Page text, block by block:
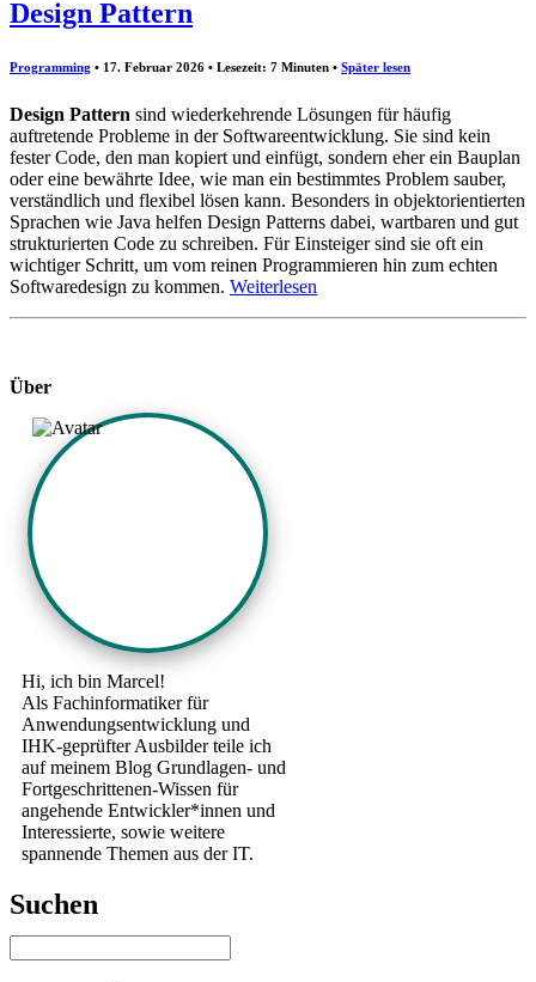
Design Pattern
Programming • 17. Februar 2026 • Lesezeit: 7 Minuten • Später lesen
Design Pattern sind wiederkehrende Lösungen für häufig
auftretende Probleme in der Softwareentwicklung. Sie sind kein
fester Code, den man kopiert und einfügt, sondern eher ein Bauplan
oder eine bewährte Idee, wie man ein bestimmtes Problem sauber,
verständlich und flexibel lösen kann. Besonders in objektorientierten
Sprachen wie Java helfen Design Patterns dabei, wartbaren und gut
strukturierten Code zu schreiben. Für Einsteiger sind sie oft ein
wichtiger Schritt, um vom reinen Programmieren hin zum echten
Softwaredesign zu kommen. Weiterlesen
Über
Hi, ich bin Marcel!
Als Fachinformatiker für
Anwendungsentwicklung und
IHK-geprüfter Ausbilder teile ich
auf meinem Blog Grundlagen- und
Fortgeschrittenen-Wissen für
angehende Entwickler*innen und
Interessierte, sowie weitere
spannende Themen aus der IT.
Suchen